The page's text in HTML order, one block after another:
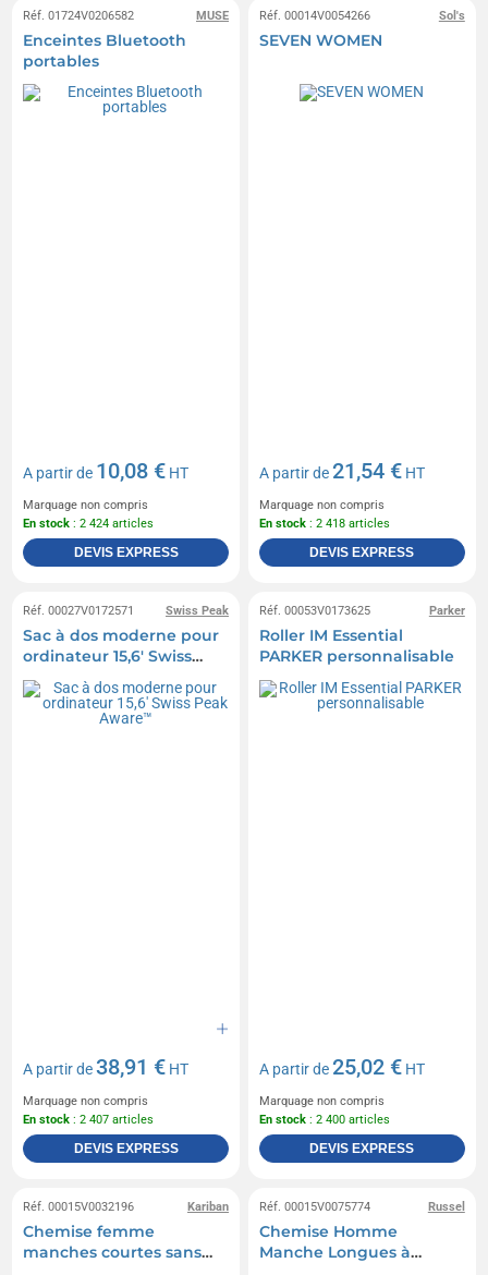
MUSE
Réf. 01724V0206582
Enceintes Bluetooth
portables
A partir de 10,08 € HT
Marquage non compris
En stock : 2 424 articles
DEVIS EXPRESS
Sol's
Réf. 00014V0054266
SEVEN WOMEN
A partir de21,54 € HT
Marquage non compris
En stock : 2 418 articles
DEVIS EXPRESS
Swiss Peak
Réf. 00027V0172571
Sac à dos moderne pour
ordinateur 15,6' Swiss
Peak Aware™
A partir de38,91 € HT
Marquage non compris
En stock : 2 407 articles
DEVIS EXPRESS
Parker
Réf. 00053V0173625
Roller IM Essential
PARKER personnalisable
A partir de25,02 € HT
Marquage non compris
En stock : 2 400 articles
DEVIS EXPRESS
Kariban
Réf. 00015V0032196
Chemise femme
manches courtes sans
Russel
Réf. 00015V0075774
Chemise Homme
Manche Longues à